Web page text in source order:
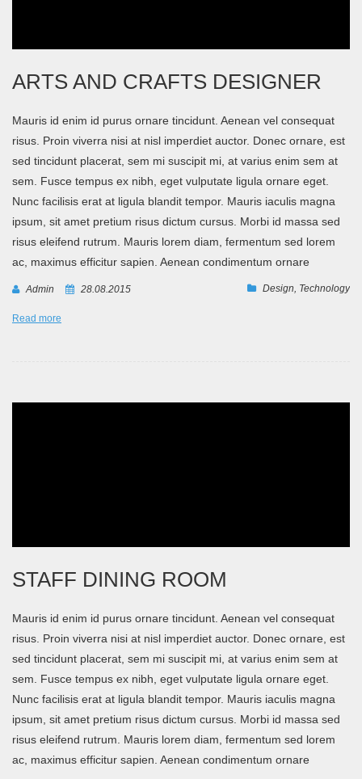
ARTS AND CRAFTS DESIGNER
Mauris id enim id purus ornare tincidunt. Aenean vel consequat
risus. Proin viverra nisi at nisl imperdiet auctor. Donec ornare, est
sed tincidunt placerat, sem mi suscipit mi, at varius enim sem at
sem. Fusce tempus ex nibh, eget vulputate ligula ornare eget.
Nunc facilisis erat at ligula blandit tempor. Mauris iaculis magna
ipsum, sit amet pretium risus dictum cursus. Morbi id massa sed
risus eleifend rutrum. Mauris lorem diam, fermentum sed lorem
ac, maximus efficitur sapien. Aenean condimentum ornare
Admin 28.08.2015 Design, Technology
Read more
STAFF DINING ROOM
Mauris id enim id purus ornare tincidunt. Aenean vel consequat
risus. Proin viverra nisi at nisl imperdiet auctor. Donec ornare, est
sed tincidunt placerat, sem mi suscipit mi, at varius enim sem at
sem. Fusce tempus ex nibh, eget vulputate ligula ornare eget.
Nunc facilisis erat at ligula blandit tempor. Mauris iaculis magna
ipsum, sit amet pretium risus dictum cursus. Morbi id massa sed
risus eleifend rutrum. Mauris lorem diam, fermentum sed lorem
ac, maximus efficitur sapien. Aenean condimentum ornare